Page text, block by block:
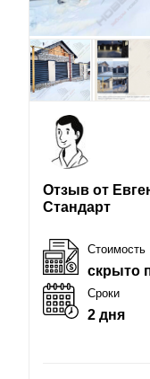
Отзыв от
Стандарт
Стоимость
скрыто
Сроки
2 дня